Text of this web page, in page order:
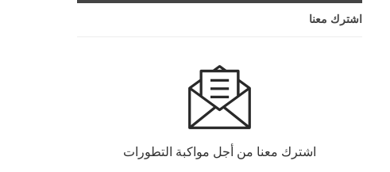
اشترك معنا
اشترك معنا من أجل مواكبة التطورات